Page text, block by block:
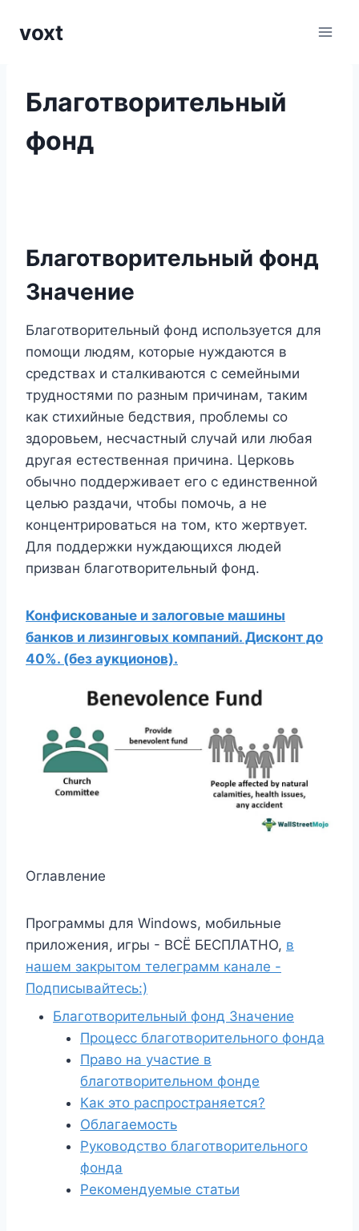
voxt
Благотворительный
фонд
Благотворительный фонд
Значение
Благотворительный фонд используется для
помощи людям, которые нуждаются в
средствах и сталкиваются с семейными
трудностями по разным причинам, таким
как стихийные бедствия, проблемы со
здоровьем, несчастный случай или любая
другая естественная причина. Церковь
обычно поддерживает его с единственной
целью раздачи, чтобы помочь, а не
концентрироваться на том, кто жертвует.
Для поддержки нуждающихся людей
призван благотворительный фонд.
Конфискованые и залоговые машины
банков и лизинговых компаний. Дисконт до
40%. (без аукционов).
Оглавление
Программы для Windows, мобильные
приложения, игры - ВСЁ БЕСПЛАТНО, в
нашем закрытом телеграмм канале -
Подписывайтесь:)
Благотворительный фонд Значение
Процесс благотворительного фонда
Право на участие в
благотворительном фонде
Как это распространяется?
Облагаемость
Руководство благотворительного
фонда
Рекомендуемые статьи